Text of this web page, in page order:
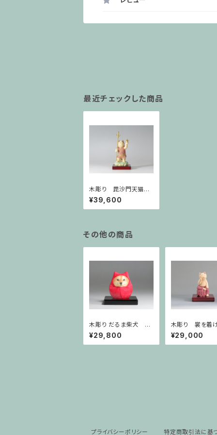
最近チェックした商品
木彫り 毘沙門天猫
（四天王多聞天） 猫仏
2202
¥39,600
その他の商品
木彫り だるま柴犬 犬
仏2411
¥29,800
木彫り 裳を着
勒猫 猫仏1929
¥29,000
プライバシーポリシー 特定商取引法に基